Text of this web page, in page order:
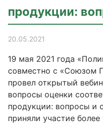
продукции:
20.05.2021
19 мая 2021 года
совместно с «Союзом
провел открытый
вопросы оценки
продукции: вопросы и
приняли участие более